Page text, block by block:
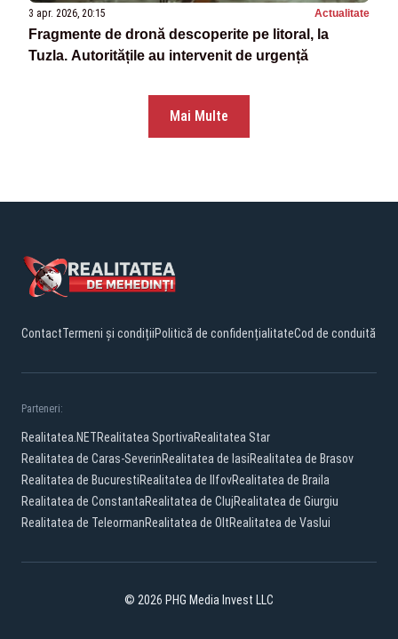
3 apr. 2026, 20:15 Actualitate
Fragmente de dronă descoperite pe litoral, la
Tuzla. Autoritățile au intervenit de urgență
Mai Multe
ContactTermeni și condițiiPolitică de confidențialitateCod de conduită
Parteneri:
Realitatea.NETRealitatea SportivaRealitatea Star
Realitatea de Caras-SeverinRealitatea de IasiRealitatea de Brasov
Realitatea de BucurestiRealitatea de IlfovRealitatea de Braila
Realitatea de ConstantaRealitatea de ClujRealitatea de Giurgiu
Realitatea de TeleormanRealitatea de OltRealitatea de Vaslui
© 2026 PHG Media Invest LLC